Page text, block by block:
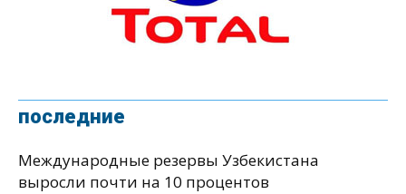
последние
Международные резервы Узбекистана
выросли почти на 10 процентов